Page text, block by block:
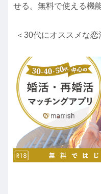
せる。無料で使える機
＜30代にオススメな